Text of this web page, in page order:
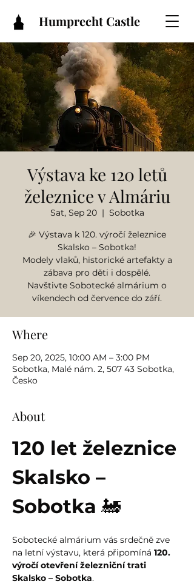
Humprecht Castle
Výstava ke 120 letů
železnice v Almáriu
Sat, Sep 20
  |
Sobotka
🎉 Výstava k 120. výročí železnice
Skalsko – Sobotka!
Modely vlaků, historické artefakty a
zábava pro děti i dospělé.
Navštivte Sobotecké almárium o
víkendech od července do září.
Where
Sep 20, 2025, 10:00 AM – 3:00 PM
Sobotka, Malé nám. 2, 507 43 Sobotka,
Česko
About
120 let železnice
Skalsko –
Sobotka 🚂
Sobotecké almárium vás srdečně zve
na letní výstavu, která připomíná 120.
výročí otevření železniční trati
Skalsko – Sobotka.